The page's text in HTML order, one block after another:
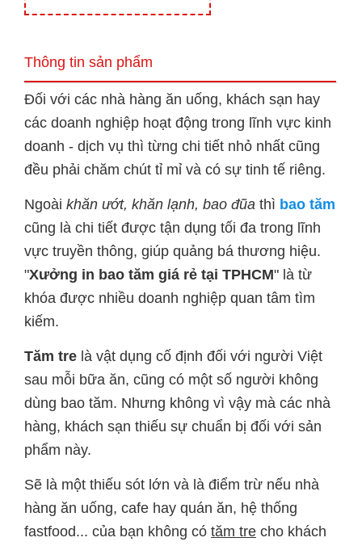
Thông tin sản phẩm
Đối với các nhà hàng ăn uống, khách sạn hay
các doanh nghiệp hoạt động trong lĩnh vực kinh
doanh - dịch vụ thì từng chi tiết nhỏ nhất cũng
đều phải chăm chút tỉ mỉ và có sự tinh tế riêng.
Ngoài khăn ướt, khăn lạnh, bao đũa thì bao tăm
cũng là chi tiết được tận dụng tối đa trong lĩnh
vực truyền thông, giúp quảng bá thương hiệu.
"Xưởng in bao tăm giá rẻ tại TPHCM" là từ
khóa được nhiều doanh nghiệp quan tâm tìm
kiếm.
Tăm tre là vật dụng cố định đối với người Việt
sau mỗi bữa ăn, cũng có một số người không
dùng bao tăm. Nhưng không vì vậy mà các nhà
hàng, khách sạn thiếu sự chuẩn bị đối với sản
phẩm này.
Sẽ là một thiếu sót lớn và là điểm trừ nếu nhà
hàng ăn uống, cafe hay quán ăn, hệ thống
fastfood... của bạn không có tăm tre cho khách